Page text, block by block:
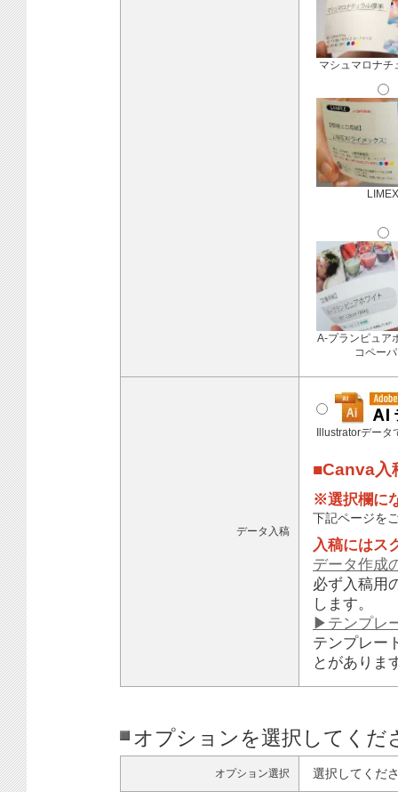
マシュマロナチ
A-プランピュア
コペー
データ入稿
Illustratorデータ
■Canva入
※選択欄に
下記ページを
入稿にはス
データ作成
必ず入稿用
します。
▶テンプレ
テンプレー
とがありま
オプションを選択してくだ
オプション選択 選択してくだ